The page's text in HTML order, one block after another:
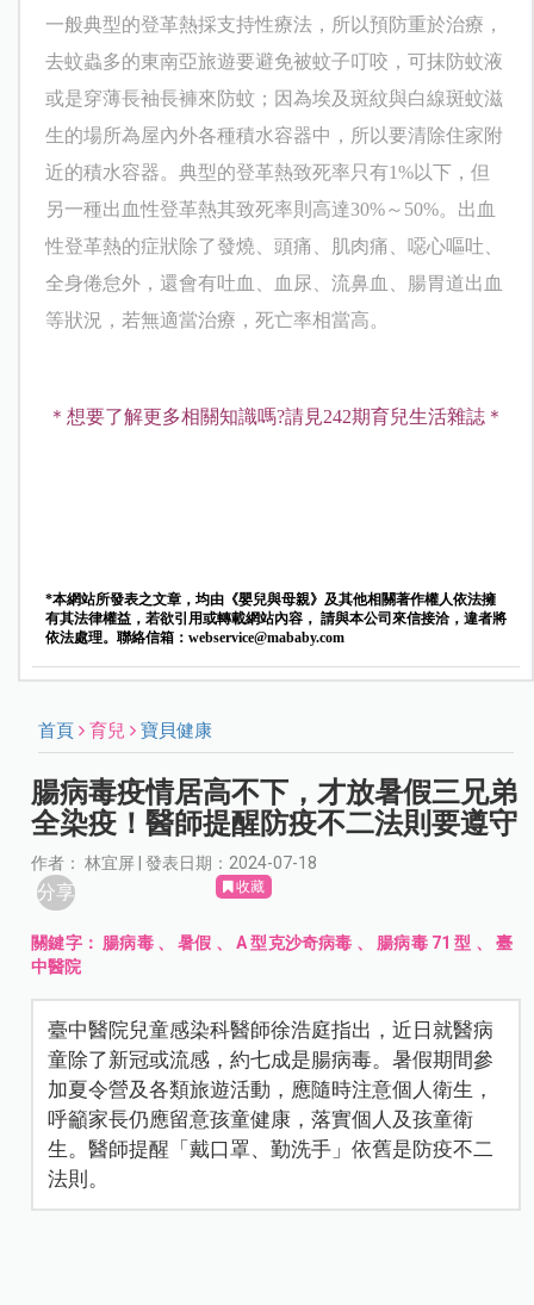
一般典型的登革熱採支持性療法，所以預防重於治療，
去蚊蟲多的東南亞旅遊要避免被蚊子叮咬，可抹防蚊液
或是穿薄長袖長褲來防蚊；因為埃及斑紋與白線斑蚊滋
生的場所為屋內外各種積水容器中，所以要清除住家附
近的積水容器。 典型的登革熱致死率只有1%以下，但
另一種出血性登革熱其致死率則高達30%～50%。出血
性登革熱的症狀除了發燒、頭痛、肌肉痛、噁心嘔吐、
全身倦怠外，還會有吐血、血尿、流鼻血、腸胃道出血
等狀況，若無適當治療，死亡率相當高。
＊想要了解更多相關知識嗎?請見242期育兒生活雜誌＊
*本網站所發表之文章，均由《嬰兒與母親》及其他相關著作權人依法擁
有其法律權益，若欲引用或轉載網站內容， 請與本公司來信接洽，違者將
依法處理。聯絡信箱： webservice@mababy.com
首頁 育兒 寶貝健康
腸病毒疫情居高不下，才放暑假三兄弟
全染疫！醫師提醒防疫不二法則要遵守
作者： 林宜屏 | 發表日期：2024-07-18
分享 收藏
關鍵字： 腸病毒、暑假 、A 型克沙奇病毒 、 腸病毒 71 型 、 臺
中醫院
臺中醫院兒童感染科醫師徐浩庭指出，近日就醫病
童除了新冠或流感，約七成是腸病毒。暑假期間參
加夏令營及各類旅遊活動，應隨時注意個人衛生，
呼籲家長仍應留意孩童健康，落實個人及孩童衛
生。醫師提醒「戴口罩、勤洗手」依舊是防疫不二
法則。